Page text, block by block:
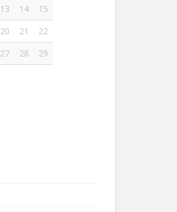
13 14
15
20 21
22
27 28
29